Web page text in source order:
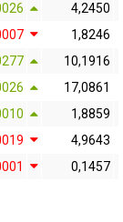
4,2450
1,8246
10,1916
17,0861
1,8859
4,9643
0,1457